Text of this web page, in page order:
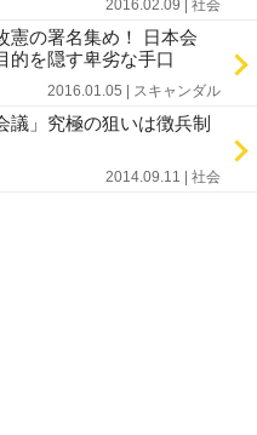
2016.02.09 | 社会
憲の署名集め！ 日本会
的を隠す卑劣な手口
2016.01.05 | スキャンダル
議」究極の狙いは徴兵制
2014.09.11 | 社会